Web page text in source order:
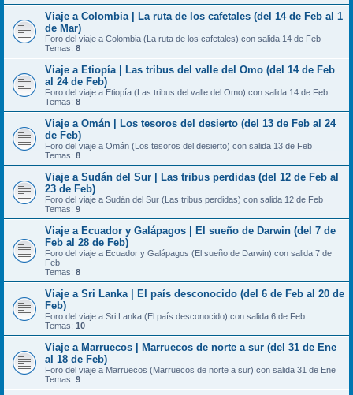
Viaje a Colombia | La ruta de los cafetales (del 14 de Feb al 1
de Mar)
Foro del viaje a Colombia (La ruta de los cafetales) con salida 14 de Feb
Temas: 8
Viaje a Etiopía | Las tribus del valle del Omo (del 14 de Feb
al 24 de Feb)
Foro del viaje a Etiopía (Las tribus del valle del Omo) con salida 14 de Feb
Temas: 8
Viaje a Omán | Los tesoros del desierto (del 13 de Feb al 24
de Feb)
Foro del viaje a Omán (Los tesoros del desierto) con salida 13 de Feb
Temas: 8
Viaje a Sudán del Sur | Las tribus perdidas (del 12 de Feb al
23 de Feb)
Foro del viaje a Sudán del Sur (Las tribus perdidas) con salida 12 de Feb
Temas: 9
Viaje a Ecuador y Galápagos | El sueño de Darwin (del 7 de
Feb al 28 de Feb)
Foro del viaje a Ecuador y Galápagos (El sueño de Darwin) con salida 7 de
Feb
Temas: 8
Viaje a Sri Lanka | El país desconocido (del 6 de Feb al 20 de
Feb)
Foro del viaje a Sri Lanka (El país desconocido) con salida 6 de Feb
Temas: 10
Viaje a Marruecos | Marruecos de norte a sur (del 31 de Ene
al 18 de Feb)
Foro del viaje a Marruecos (Marruecos de norte a sur) con salida 31 de Ene
Temas: 9